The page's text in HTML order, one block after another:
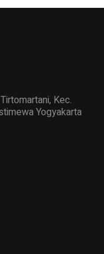
Kec.
Yogyakarta